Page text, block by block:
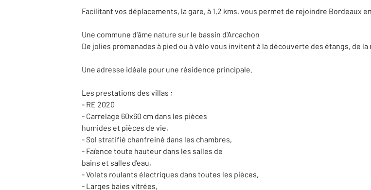
Facilitant vos déplacements, la gare, à 1,2 kms, vous permet de rejoindre Bordeaux
Une commune d'âme nature sur le bassin d'Arcachon
De jolies promenades à pied ou à vélo vous invitent à la découverte des étangs, de
Une adresse idéale pour une résidence principale.
Les prestations des villas :
- RE 2020
- Carrelage 60x60 cm dans les pièces
humides et pièces de vie,
- Sol stratifié chanfreiné dans les chambres,
- Faïence toute hauteur dans les salles de
bains et salles d'eau,
- Volets roulants électriques dans toutes les pièces,
- Larges baies vitrées,